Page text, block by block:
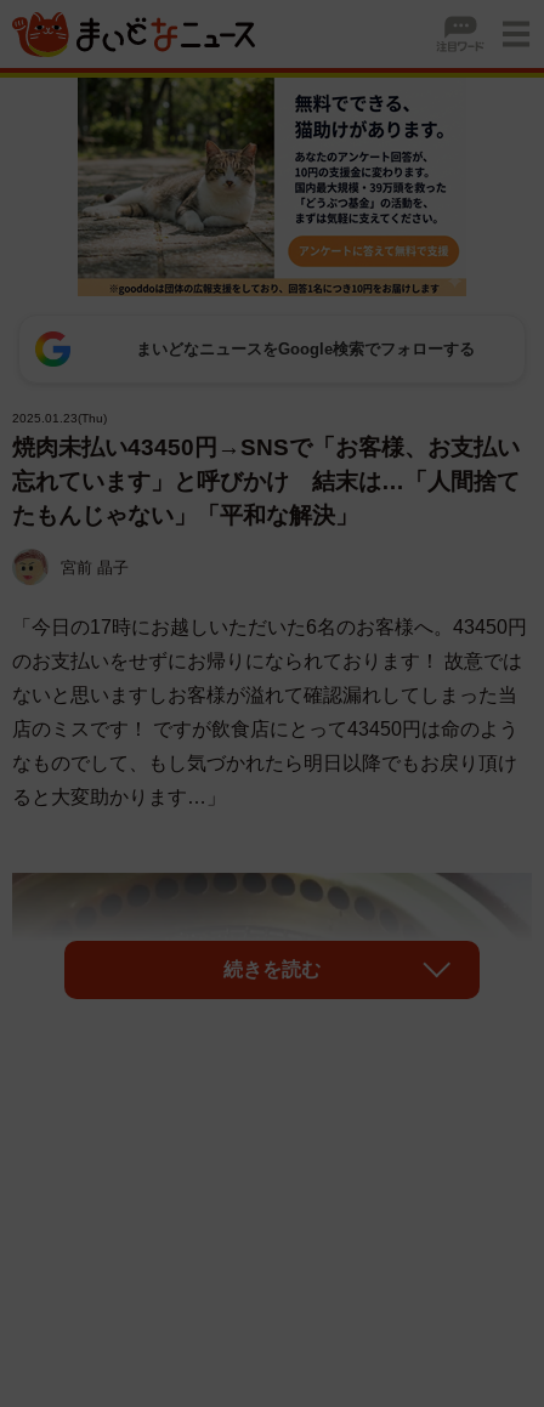
まいどなニュースをGoogle検索でフォローする
2025.01.23(Thu)
焼肉未払い43450円→SNSで「お客様、お支払い
忘れています」と呼びかけ 結末は…「人間捨て
たもんじゃない」「平和な解決」
宮前 晶子
「今日の17時にお越しいただいた6名のお客様へ。43450円
のお支払いをせずにお帰りになられております！ 故意では
ないと思いますしお客様が溢れて確認漏れしてしまった当
店のミスです！ ですが飲食店にとって43450円は命のよう
なものでして、もし気づかれたら明日以降でもお戻り頂け
ると大変助かります…」
続きを読む